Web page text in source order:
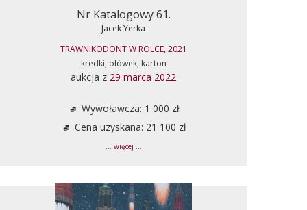
Nr Katalogowy 61.
Jacek Yerka
TRAWNIKODONT W ROLCE, 2021
kredki, ołówek, karton
aukcja z 29 marca 2022
Wywoławcza: 1 000 zł
Cena uzyskana: 21 100 zł
... więcej ...